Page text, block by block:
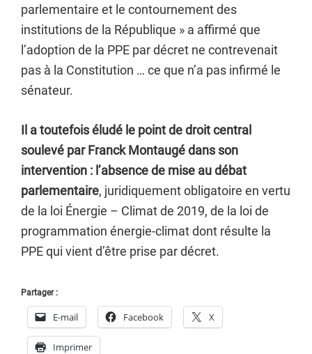
parlementaire et le contournement des
institutions de la République » a affirmé que
l’adoption de la PPE par décret ne contrevenait
pas à la Constitution … ce que n’a pas infirmé le
sénateur.
Il a toutefois éludé le point de droit central
soulevé par Franck Montaugé dans son
intervention : l’absence de mise au débat
parlementaire, juridiquement obligatoire en vertu
de la loi Énergie – Climat de 2019, de la loi de
programmation énergie-climat dont résulte la
PPE qui vient d’être prise par décret.
Partager :
E-mail Facebook X
Imprimer